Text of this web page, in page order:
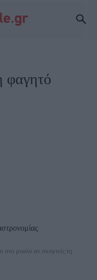
φαγητό
στο μυαλό αν σκεφτείς τη